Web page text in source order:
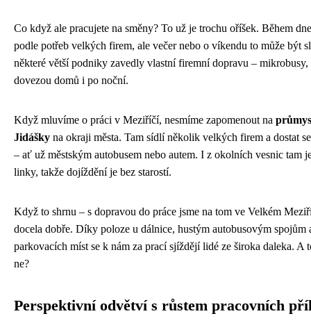
Co když ale pracujete na směny? To už je trochu oříšek. Během
podle potřeb velkých firem, ale večer nebo o víkendu to může být
některé větší podniky zavedly vlastní firemní dopravu – mikrobusy,
dovezou domů i po noční.
Když mluvíme o práci v Meziříčí, nesmíme zapomenout na
Jidášky na okraji města. Tam sídlí několik velkých firem a dostat
– ať už městským autobusem nebo autem. I z okolních vesnic tam
linky, takže dojíždění je bez starostí.
Když to shrnu – s dopravou do práce jsme na tom ve Velkém
docela dobře. Díky poloze u dálnice, hustým autobusovým spojům
parkovacích míst se k nám za prací sjíždějí lidé ze široka daleka. A
ne?
Perspektivní odvětví s růstem pracovních